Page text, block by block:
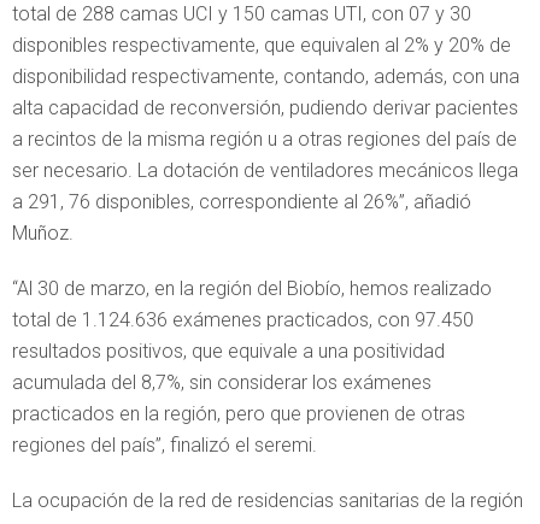
total de 288 camas UCI y 150 camas UTI, con 07 y 30
disponibles respectivamente, que equivalen al 2% y 20% de
disponibilidad respectivamente, contando, además, con una
alta capacidad de reconversión, pudiendo derivar pacientes
a recintos de la misma región u a otras regiones del país de
ser necesario. La dotación de ventiladores mecánicos llega
a 291, 76 disponibles, correspondiente al 26%”, añadió
Muñoz.
“Al 30 de marzo, en la región del Biobío, hemos realizado
total de 1.124.636 exámenes practicados, con 97.450
resultados positivos, que equivale a una positividad
acumulada del 8,7%, sin considerar los exámenes
practicados en la región, pero que provienen de otras
regiones del país”, finalizó el seremi.
La ocupación de la red de residencias sanitarias de la región